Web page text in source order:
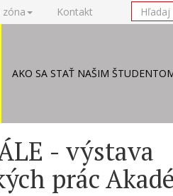
zóna Kontakt
AKO SA STAŤ NAŠIM
- výstava
prác